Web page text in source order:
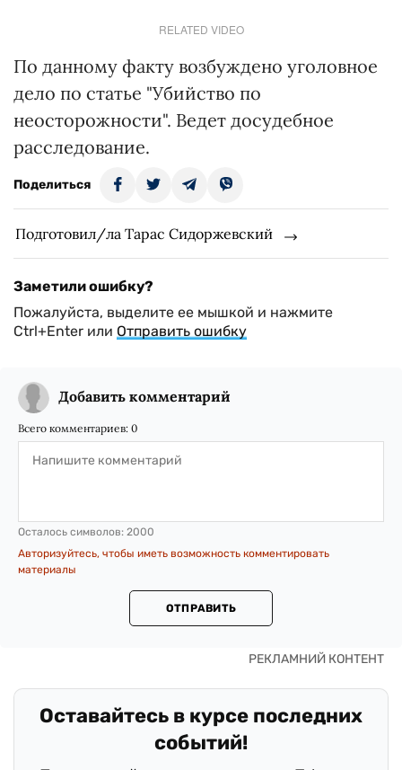
RELATED VIDEO
По данному факту возбуждено уголовное
дело по статье "Убийство по
неосторожности". Ведет досудебное
расследование.
Поделиться
Подготовил/ла Тарас Сидоржевский
Заметили ошибку?
Пожалуйста, выделите ее мышкой и нажмите
Ctrl+Enter или Отправить ошибку
Добавить комментарий
Всего комментариев: 0
Осталось символов: 2000
Авторизуйтесь, чтобы иметь возможность комментировать
материалы
ОТПРАВИТЬ
Оставайтесь в курсе последних
событий!